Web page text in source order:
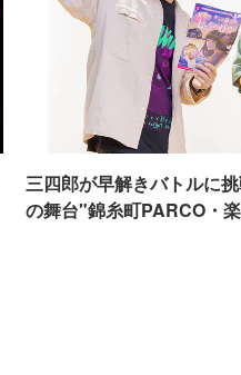
三四郎が早解きバトルに
の舞台"錦糸町PARCO・